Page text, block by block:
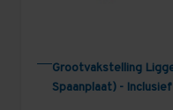
Grootvakstelling
Spaanplaat) -